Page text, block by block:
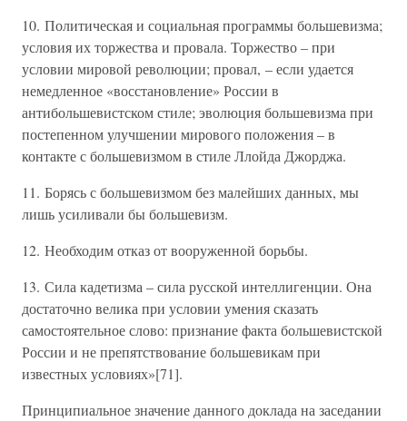
10. Политическая и социальная программы большевизма;
условия их торжества и провала. Торжество – при
условии мировой революции; провал, – если удается
немедленное «восстановление» России в
антибольшевистском стиле; эволюция большевизма при
постепенном улучшении мирового положения – в
контакте с большевизмом в стиле Ллойда Джорджа.
11. Борясь с большевизмом без малейших данных, мы
лишь усиливали бы большевизм.
12. Необходим отказ от вооруженной борьбы.
13. Сила кадетизма – сила русской интеллигенции. Она
достаточно велика при условии умения сказать
самостоятельное слово: признание факта большевистской
России и не препятствование большевикам при
известных условиях»[71].
Принципиальное значение данного доклада на заседании